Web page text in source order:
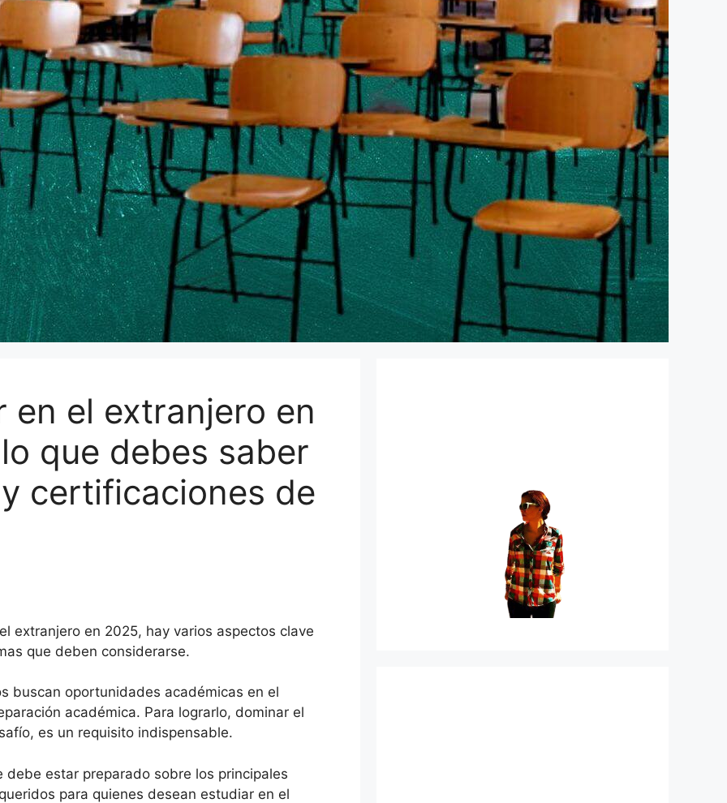
en el extranjero en
que debes saber
certificaciones de
extranjero en 2025, hay varios aspectos clave
que deben considerarse.
buscan oportunidades académicas en el
académica. Para lograrlo, dominar el
es un requisito indispensable.
estar preparado sobre los principales
para quienes desean estudiar en el